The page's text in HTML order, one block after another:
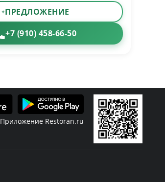
ПРЕДЛОЖЕНИЕ
+7 (910) 458-66-50
Приложение Restoran.ru